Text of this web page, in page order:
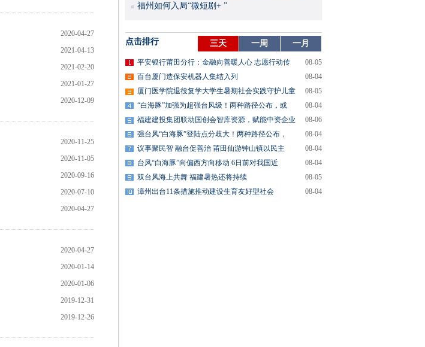
2020-04-27
2021-04-13
2021-02-20
2021-01-27
2020-12-09
2020-11-25
2020-11-05
2020-09-16
2020-07-10
2020-04-27
2020-04-27
2020-01-14
2020-01-06
2019-12-31
2019-12-26
福州如何入局“微短剧+ ”
点击排行 三天 一周 一月
平安银行莆田分行：金融向善暖人心 志愿行动传
08-05
百台厦门造保安机器人集结入列
08-04
厦门医学院退役复学大学生暑期社会实践守护儿童
08-05
“白海豚”加强为超强台风级！两种路径公布，或
08-04
福建建投集团联动国创会智库资源，赋能中资企业
08-06
强台风“白海豚”登陆点分歧大！两种路径公布，
08-04
议事聚民智 融台促善治 莆田仙游钟山镇以民主
08-04
台风“白海豚”向偏西方向移动 6日前对我国近
08-04
双台风海上共舞 福建暑热还将持续
08-05
漳州出台11条措施推动建设生育友好型社会
08-04